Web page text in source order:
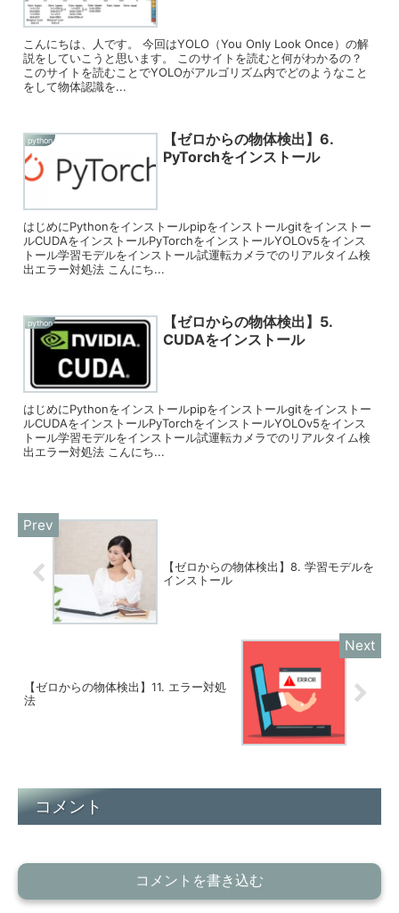
こんにちは、人です。 今回はYOLO（You Only Look Once）の解
説をしていこうと思います。 このサイトを読むと何がわかるの？
このサイトを読むことでYOLOがアルゴリズム内でどのようなこと
をして物体認識を...
python
【ゼロからの物体検出】6.
PyTorchをインストール
はじめにPythonをインストールpipをインストールgitをインストー
ルCUDAをインストールPyTorchをインストールYOLOv5をインス
トール学習モデルをインストール試運転カメラでのリアルタイム検
出エラー対処法 こんにち...
python
【ゼロからの物体検出】5.
CUDAをインストール
はじめにPythonをインストールpipをインストールgitをインストー
ルCUDAをインストールPyTorchをインストールYOLOv5をインス
トール学習モデルをインストール試運転カメラでのリアルタイム検
出エラー対処法 こんにち...
【ゼロからの物体検出】8. 学習モデルを
インストール
【ゼロからの物体検出】11. エラー対処
法
コメント
コメントを書き込む